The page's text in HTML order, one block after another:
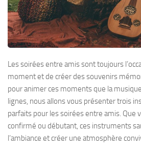
Les soirées entre amis sont toujours
moment et de créer des souvenirs
pour animer ces moments que la
lignes, nous allons vous présenter trois
parfaits pour les soirées entre amis. Que
confirmé ou débutant, ces instruments
l’ambiance et créer une atmosphère